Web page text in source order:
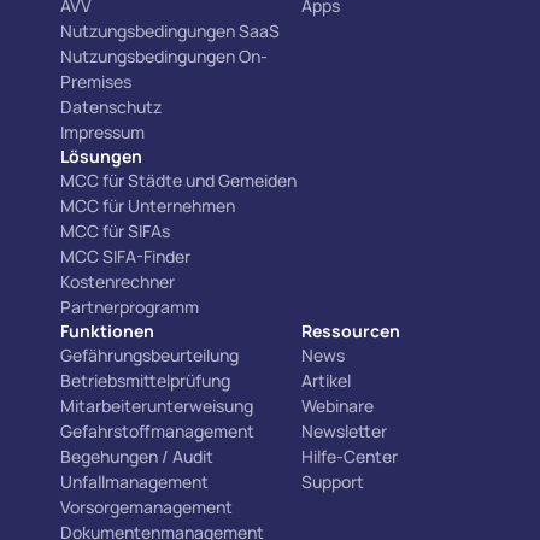
AVV
Nutzungsbedingungen SaaS
Nutzungsbedingungen On-
Premises
Datenschutz
Impressum
Apps
Lösungen
MCC für Städte und Gemeiden
MCC für Unternehmen
MCC für SIFAs
MCC SIFA-Finder
Kostenrechner
Partnerprogramm
Funktionen
Gefährungsbeurteilung
Betriebsmittelprüfung
Mitarbeiterunterweisung
Gefahrstoffmanagement
Begehungen / Audit
Unfallmanagement
Vorsorgemanagement
Dokumentenmanagement
Ressourcen
News
Artikel
Webinare
Newsletter
Hilfe-Center
Support